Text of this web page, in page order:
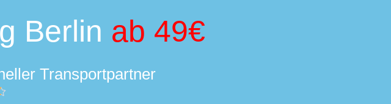
Berlin ab 49€
Transportpartner